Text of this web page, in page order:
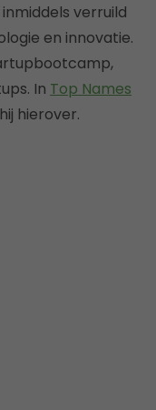
verruild
en innovatie.
In Top Names
hierover.